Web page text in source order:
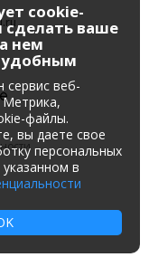
cookie-
ваше
нем
сервис веб-
Метрика,
файлы.
вы даете свое
персональных
в